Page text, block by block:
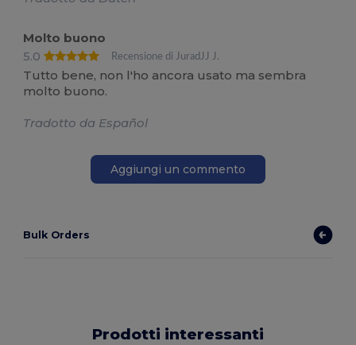
Molto buono
5.0
Recensione di JuradJJ J.
Tutto bene, non l'ho ancora usato ma sembra
molto buono.
Tradotto da Español
Aggiungi un commento
Bulk Orders
Prodotti interessanti